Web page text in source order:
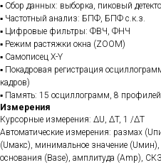
▪ Сбор данных: выборка, пиковый
▪ Частотный анализ: БПФ, БПФ с.к.з.
▪ Цифровые фильтры: ФВЧ, ФНЧ
▪ Режим растяжки окна (ZOOM)
▪ Самописец X-Y
▪ Покадровая регистрация
кадров)
▪ Память: 15 осциллограмм, 8 профилей
Измерения
Курсорные измерения: ΔU, ΔT, 1 /ΔT
Автоматические измерения: размах
(Uмакс), минимальное значение
основания (Base), амплитуда (Amp),